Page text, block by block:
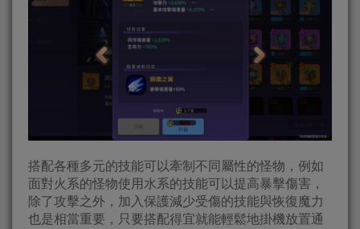
搭配各種多元的技能可以牽制不同屬性的怪物，例如
面對火系的怪物使用水系的技能可以提高暴擊傷害，
除了攻擊之外，加入保護減少受傷的技能與恢復魔力
也是相當重要，只要搭配得宜就能輕鬆地掛機放置通